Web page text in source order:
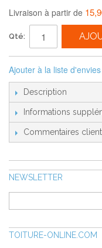
Livraison à partir de
Qté:
Ajouter à la liste d'envies
Description
Informations
Commentaires client
NEWSLETTER
TOITURE-ONLINE.COM